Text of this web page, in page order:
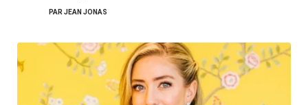
PAR JEAN JONAS